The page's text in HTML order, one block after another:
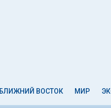
БЛИЖНИЙ ВОСТОК МИР